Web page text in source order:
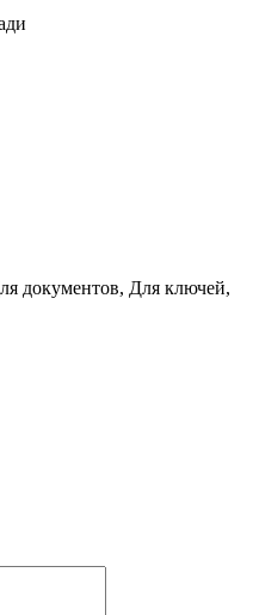
документов, Для ключей,